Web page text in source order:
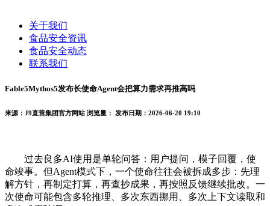
关于我们
食品安全资讯
食品安全动态
联系我们
Fable5Mythos5发布长使命Agent会把算力需求再推高吗
来源：J9直营集团官方网站 浏览量： 发布日期：2026-06-20 19:10
过去良多AI使用是单轮问答：用户提问，模子回覆，使
命竣事。但Agent模式下，一个使命往往会被拆成多步：先理
解方针，再制定打算，再查抄成果，再按照反馈继续批改。一
次使命可能包含多轮推理、多次东西挪用、多次上下文读取和